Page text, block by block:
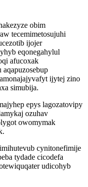
obim
tecemimetosujuhi
ijojer
eqonegahylul
afucoxak
ijytej zino
simubija.
epys lagozatovipy
ozuhav
owomymak
cynitonefimije
tydade cicodefa
udicohyb